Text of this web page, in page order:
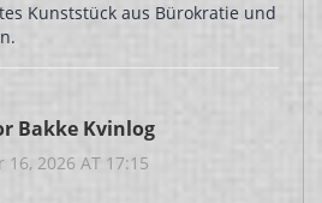
Kunststück aus Bürokratie und
Bakke Kvinlog
16, 2026 AT 17:15